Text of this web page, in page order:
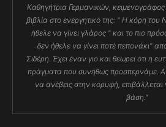
Καθηγήτρια Γερμανικών,
βιβλία στο ενεργητικό της: " Η κόρη του
ήθελε να γίνει γλάρος " και το πιο
δεν ήθελε να γίνει ποτέ πεπονάκι"
Σιδέρη. Έχει έναν γιο και θεωρεί ότι η
πράγματα που συνήθως προσπερνάμε.
να ανέβεις στην κορυφή, επιβάλλεται
βάση."